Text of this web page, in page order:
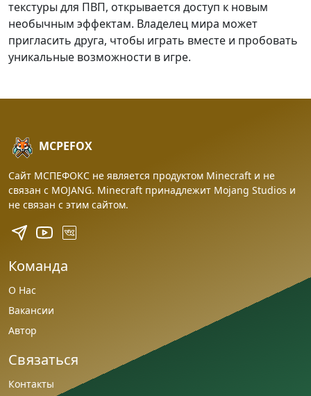
текстуры для ПВП, открывается доступ к новым
необычным эффектам. Владелец мира может
пригласить друга, чтобы играть вместе и пробовать
уникальные возможности в игре.
MCPEFOX
Сайт МСПЕФОКС не является продуктом Minecraft и не
связан с MOJANG. Minecraft принадлежит Mojang Studios и
не связан с этим сайтом.
Команда
О Нас
Вакансии
Автор
Связаться
Контакты